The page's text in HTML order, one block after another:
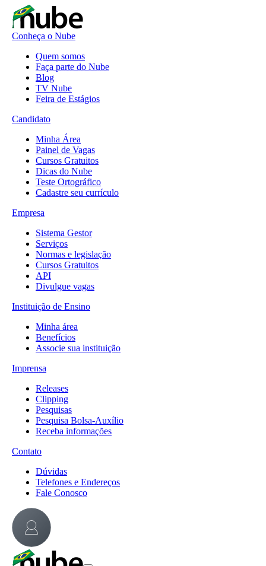
Conheça o Nube
Quem somos
Faça parte do Nube
Blog
TV Nube
Feira de Estágios
Candidato
Minha Área
Painel de Vagas
Cursos Gratuitos
Dicas do Nube
Teste Ortográfico
Cadastre seu currículo
Empresa
Sistema Gestor
Serviços
Normas e legislação
Cursos Gratuitos
API
Divulgue vagas
Instituição de Ensino
Minha área
Benefícios
Associe sua instituição
Imprensa
Releases
Clipping
Pesquisas
Pesquisa Bolsa-Auxílio
Receba informações
Contato
Dúvidas
Telefones e Endereços
Fale Conosco